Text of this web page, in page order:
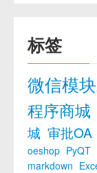
标签
微信模
程序商城
城 审批OA
oeshop PyQT
markdown